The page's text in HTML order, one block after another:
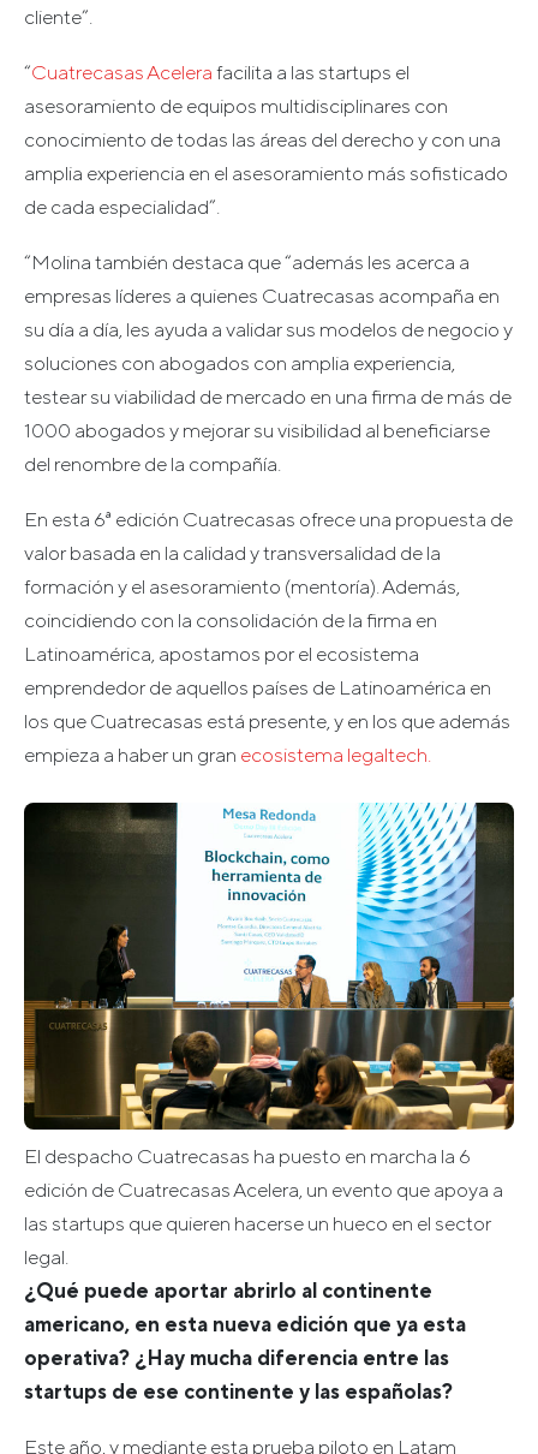
cliente”.
“Cuatrecasas Acelera facilita a las startups el
asesoramiento de equipos multidisciplinares con
conocimiento de todas las áreas del derecho y con una
amplia experiencia en el asesoramiento más sofisticado
de cada especialidad”.
“Molina también destaca que “además les acerca a
empresas líderes a quienes Cuatrecasas acompaña en
su día a día, les ayuda a validar sus modelos de negocio y
soluciones con abogados con amplia experiencia,
testear su viabilidad de mercado en una firma de más de
1000 abogados y mejorar su visibilidad al beneficiarse
del renombre de la compañía.
En esta 6ª edición Cuatrecasas ofrece una propuesta de
valor basada en la calidad y transversalidad de la
formación y el asesoramiento (mentoría). Además,
coincidiendo con la consolidación de la firma en
Latinoamérica, apostamos por el ecosistema
emprendedor de aquellos países de Latinoamérica en
los que Cuatrecasas está presente, y en los que además
empieza a haber un gran ecosistema legaltech.
El despacho Cuatrecasas ha puesto en marcha la 6
edición de Cuatrecasas Acelera, un evento que apoya a
las startups que quieren hacerse un hueco en el sector
legal.
¿ Qué puede aportar abrirlo al continente
americano, en esta nueva edición que ya esta
operativa? ¿Hay mucha diferencia entre las
startups de ese continente y las españolas?
Este año, y mediante esta prueba piloto en Latam